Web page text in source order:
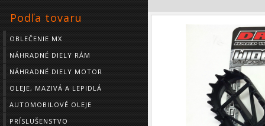
Podľa tovaru
OBLEČENIE MX
NÁHRADNÉ DIELY RÁM
NÁHRADNÉ DIELY MOTOR
OLEJE, MAZIVÁ A LEPIDLÁ
AUTOMOBILOVÉ OLEJE
PRÍSLUŠENSTVO